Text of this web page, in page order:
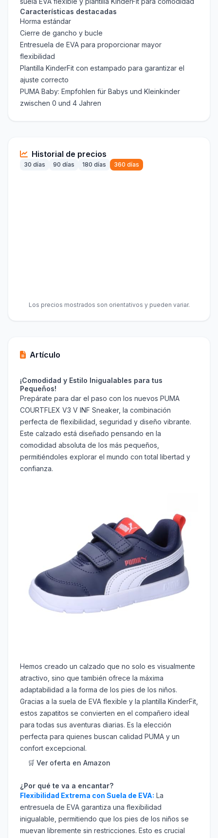
Características destacadas
Horma estándar
Cierre de gancho y bucle
Entresuela de EVA para proporcionar mayor
flexibilidad
Plantilla KinderFit con estampado para garantizar el
ajuste correcto
PUMA Baby: Empfohlen für Babys und Kleinkinder
zwischen 0 und 4 Jahren
Historial de precios
30 días 90 días 180 días 360 días
Los precios mostrados son orientativos y pueden variar.
Artículo
¡Comodidad y Estilo Inigualables para tus
Pequeños!
Prepárate para dar el paso con los nuevos PUMA
COURTFLEX V3 V INF Sneaker, la combinación
perfecta de flexibilidad, seguridad y diseño vibrante.
Este calzado está diseñado pensando en la
comodidad absoluta de los más pequeños,
permitiéndoles explorar el mundo con total libertad y
confianza.
Hemos creado un calzado que no solo es visualmente
atractivo, sino que también ofrece la máxima
adaptabilidad a la forma de los pies de los niños.
Gracias a la suela de EVA flexible y la plantilla KinderFit,
estos zapatitos se convierten en el compañero ideal
para todas sus aventuras diarias. Es la elección
perfecta para quienes buscan calidad PUMA y un
confort excepcional.
🛒 Ver oferta en Amazon
¿Por qué te va a encantar?
Flexibilidad Extrema con Suela de EVA: La
entresuela de EVA garantiza una flexibilidad
inigualable, permitiendo que los pies de los niños se
muevan libremente sin restricciones. Esto es crucial